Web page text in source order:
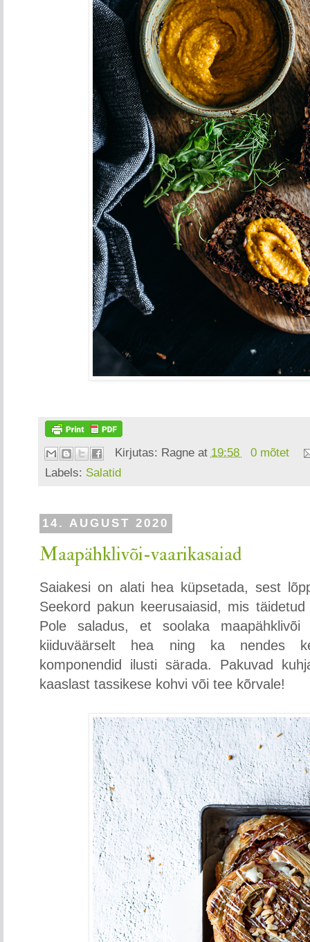
Kirjutas: Ragne at 19:58
0 mõtet
Labels: Salatid
14. AUGUST 2020
Maapähklivõi-vaarikasaiad
Saiakesi on alati hea küpsetada, sest
Seekord pakun keerusaiasid, mis
Pole saladus, et soolaka
kiiduväärselt hea ning ka nendes
komponendid ilusti särada. Pakuvad
kaaslast tassikese kohvi või tee kõrvale!